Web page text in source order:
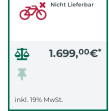
Nicht Lieferbar
1.699,00€*
inkl. 19% MwSt.